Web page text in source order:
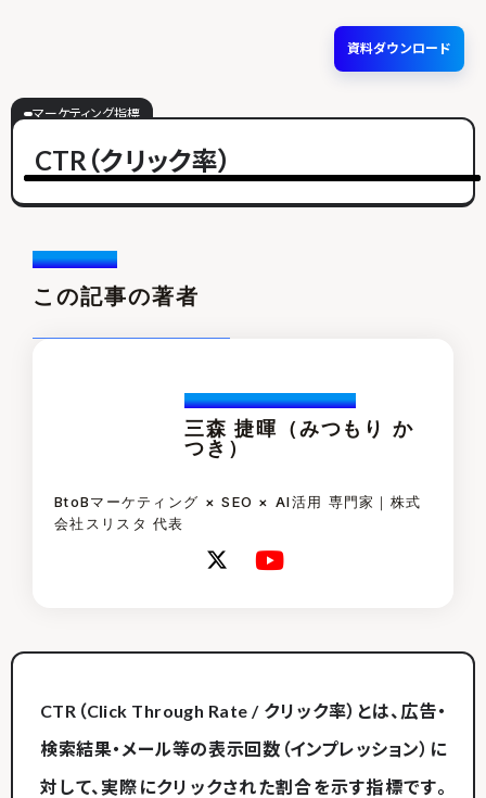
資料ダウンロード
マーケティング指標
CTR（クリック率）
Writer /
この記事の著者
Katuski.Mitsumori
三森 捷暉（みつもり か
つき）
BtoBマーケティング × SEO × AI活用 専門家｜株式
会社スリスタ 代表
CTR（Click Through Rate / クリック率）とは、広告・
検索結果・メール等の表示回数（インプレッション）に
対して、実際にクリックされた割合を示す指標です。